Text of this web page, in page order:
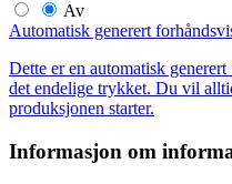
Av
Automatisk generert
Dette er en automatisk
det endelige trykket. Du vil
produksjonen starter.
Informasjon om